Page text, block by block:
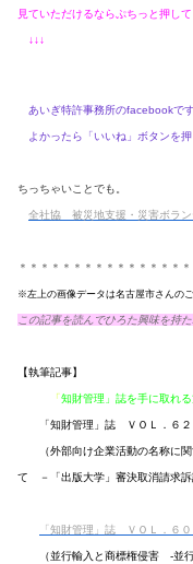
見ていただけるならぷちっと押し
↓↓↓
あいぎ特許事務所のfacebookで
よかったら「いいね」ボタンを押
ちっちゃいことでも。
全社協 被災地支援・災害ボラン
＊＊＊＊＊＊＊＊＊＊＊＊＊＊＊
※左上の画像データは名古屋市さんの
この記事を読んでひろた興味を持
【執筆記事】
「知財管理」誌を手に取れ
「知財管理」誌 ＶＯＬ．６
（外部向け企業活動の名称に関
て －「出版大学」審決取消請求訴
「知財管理」誌 ＶＯＬ．６
（並行輸入と商標権侵害 -並行